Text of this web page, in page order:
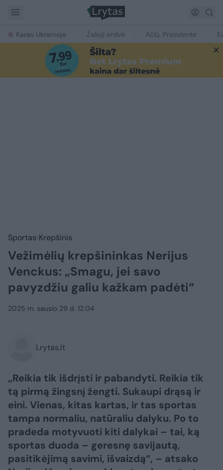
Karas Ukrainoje Žalioji erdvė Ačiū, Prezidente
Sportas Krepšinis
Vežimėlių krepšininkas Nerijus
Venckus: „Smagu, jei savo
pavyzdžiu galiu kažkam padėti“
2025 m. sausio 29 d. 12:04
Lrytas.lt
„Reikia tik išdrįsti ir pabandyti. Reikia tik
tą pirmą žingsnį žengti. Sukaupi drąsą ir
eini. Vienas, kitas kartas, ir tas sportas
tampa normaliu, natūraliu dalyku. Po to
pradeda motyvuoti kiti dalykai – tai, ką
sportas duoda – geresnę savijautą,
pasitikėjimą savimi, išvaizdą“, – atsako